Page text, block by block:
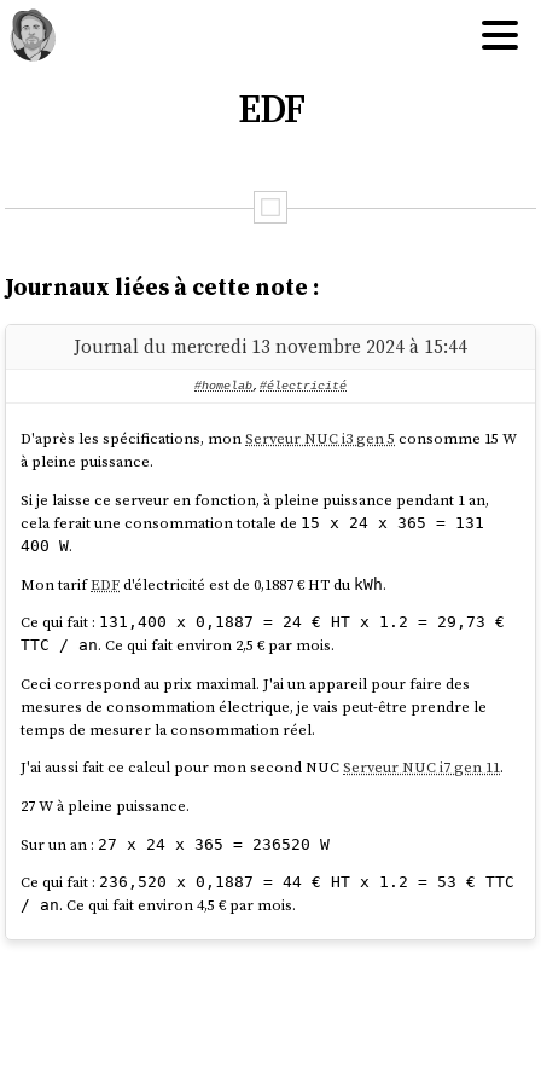
EDF
Journaux liées à cette note :
Journal du mercredi 13 novembre 2024 à 15:44
#homelab, #électricité
D'après les spécifications, monServeur NUC i3 gen 5 consomme 15 W
à pleine puissance.
Si je laisse ce serveur en fonction, à pleine puissance pendant 1 an,
cela ferait une consommation totale de 15 x 24 x 365 = 131
400 W.
Mon tarifEDFd'électricité est de 0,1887 € HT du kWh.
Ce qui fait : 131,400 x 0,1887 = 24 € HT x 1.2 = 29,73 €
TTC / an. Ce qui fait environ 2,5 € par mois.
Ceci correspond au prix maximal. J'ai un appareil pour faire des
mesures de consommation électrique, je vais peut-être prendre le
temps de mesurer la consommation réel.
J'ai aussi fait ce calcul pour mon second NUCServeur NUC i7 gen 11.
27 W à pleine puissance.
Sur un an : 27 x 24 x 365 = 236520 W
Ce qui fait : 236,520 x 0,1887 = 44 € HT x 1.2 = 53 € TTC
/ an. Ce qui fait environ 4,5 € par mois.